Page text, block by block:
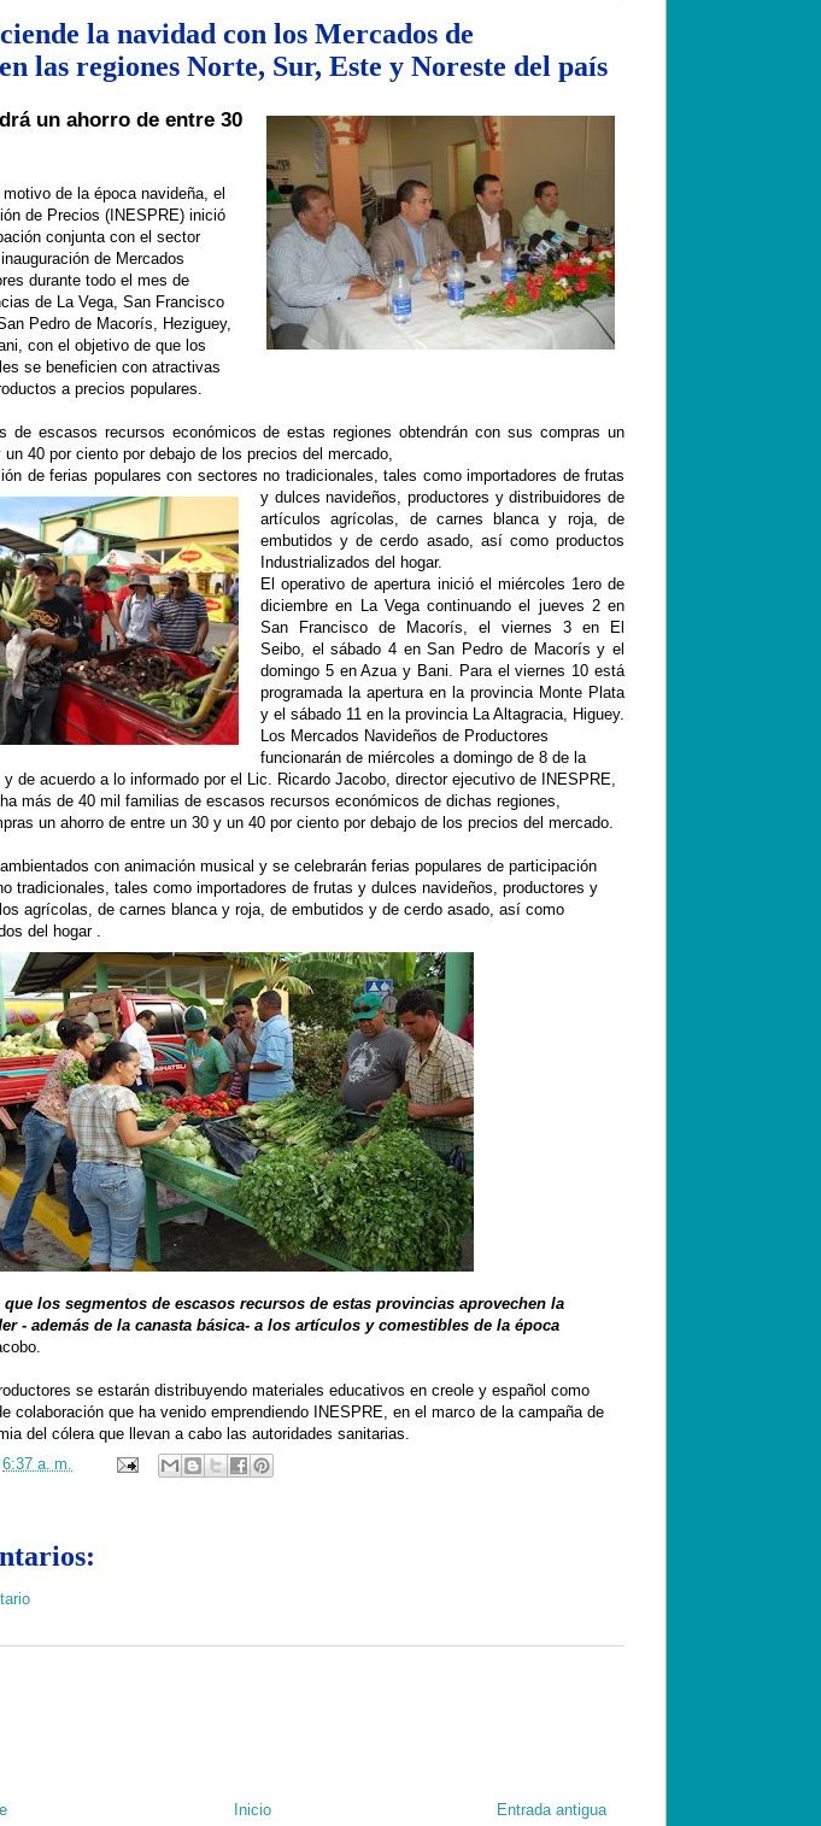
la navidad con los Mercados de
las regiones Norte, Sur, Este y Noreste del país
un ahorro de entre 30
motivo de la época navideña, el
de Precios (INESPRE) inició
conjunta con el sector
de Mercados
durante todo el mes de
de La Vega, San Francisco
Pedro de Macorís, Heziguey,
con el objetivo de que los
se beneficien con atractivas
a precios populares.
de escasos recursos económicos de estas regiones obtendrán con sus compras un
40 por ciento por debajo de los precios del mercado,
de ferias populares con sectores no tradicionales, tales como importadores defrutas
y dulces navideños, productores y distribuidores de
artículos agrícolas, de carnes blanca y roja, de
embutidos y de cerdo asado, así como productos
Industrializados del hogar.
El operativo de apertura inició el miércoles 1ero de
diciembre en La Vega continuando el jueves 2 en
San Francisco de Macorís, el viernes 3 en El
Seibo, el sábado 4 en San Pedro de Macorís y el
domingo 5 en Azua y Bani. Para el viernes 10 está
programada la apertura en la provincia Monte Plata
y el sábado 11 en la provincia La Altagracia, Higuey.
Los Mercados Navideños de Productores
funcionarán de miércoles a domingo de 8 de la
de acuerdo a lo informado por el Lic. Ricardo Jacobo, director ejecutivo de INESPRE,
más de 40 mil familias de escasos recursos económicos de dichas regiones,
un ahorro de entre un 30 y un 40 por ciento por debajo de los precios del mercado.
con animación musical y se celebrarán ferias populares de participación
tradicionales, tales como importadores de frutas y dulces navideños, productores y
agrícolas, de carnes blanca y roja, de embutidos y de cerdo asado, así como
del hogar .
que los segmentos de escasos recursos de estas provincias aprovechen la
- además de la canasta básica- a los artículos y comestibles de la época
se estarán distribuyendo materiales educativos en creole y español como
colaboración que ha venido emprendiendo INESPRE, en el marco de la campaña de
del cólera que llevan a cabo las autoridades sanitarias.
6:37 a. m.
Entrada antigua
Inicio